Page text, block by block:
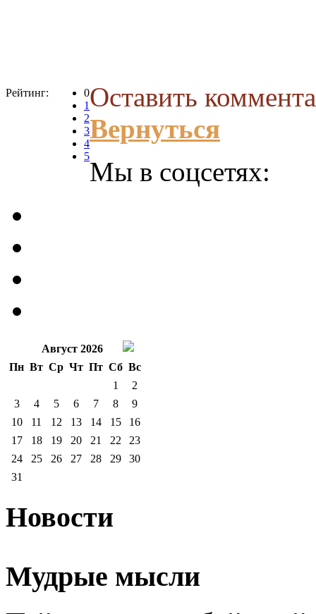
Рейтинг:
0
1
2
3
4
5
Оставить
Вернуться
Мы в соцсетях:
Август 2026
Пн Вт Ср Чт Пт Сб Вс
1
2
3
4 5 6 7 8
9
10
11 12 13 14 15
16
17
18 19 20 21 22
23
24
25 26 27 28 29
30
31
Новости
Мудрые мысли